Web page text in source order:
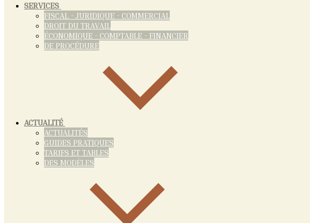
SERVICES
FISCAL - JURIDIQUE - COMMERCIAL
DROIT DU TRAVAIL
ÉCONOMIQUE - COMPTABLE - FINANCIER
DE PROCÉDURE
ACTUALITÉ
ACTUALITÉS
GUIDES PRATIQUES
TARIFS ET TABLES
DES MODÈLES